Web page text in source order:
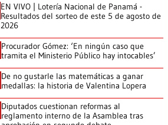
EN VIVO | Lotería Nacional de Panamá -
Resultados del sorteo de este 5 de agosto de
2026
Procurador Gómez: ‘En ningún caso que
tramita el Ministerio Público hay intocables’
De no gustarle las matemáticas a ganar
medallas: la historia de Valentina Lopera
Diputados cuestionan reformas al
reglamento interno de la Asamblea tras